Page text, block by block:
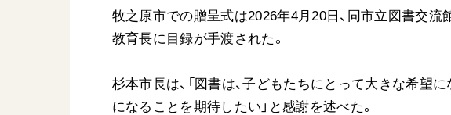
要旨
御書検索［新版］
ご意
牧之原市での贈呈式は2026年4月20日、同市立図書交流
教育長に目録が手渡された。
杉本市長は、「図書は、子どもたちにとって大きな希望
になることを期待したい」と感謝を述べた。